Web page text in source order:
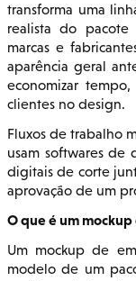
transforma uma
realista do pacote
marcas e
aparência geral
economizar
clientes no design.
Fluxos de trabalho
usam softwares de
digitais de corte
aprovação de um
O que é um
Um mockup de
modelo de um